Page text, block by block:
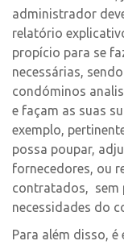
administrador
relatório
propício para se
necessárias,
condóminos
e façam as suas
exemplo,
possa poupar,
fornecedores, ou
contratados, sem
necessidades do
Para além disso,